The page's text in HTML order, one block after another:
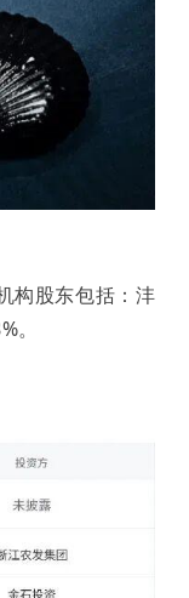
构股东包括：沣
。